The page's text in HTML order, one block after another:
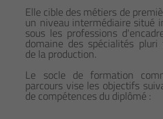
Elle cible des métiers de
un niveau intermédiaire situé
sous les professions
domaine des spécialités pluri
de la production.
Le socle de formation
parcours vise les objectifs
de compétences du diplômé :